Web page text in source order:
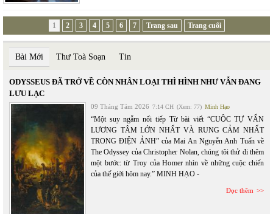
1 2 3 4 5 6 7 Trang sau Trang cuối
Bài Mới Thư Toà Soạn Tin
ODYSSEUS ĐÃ TRỞ VỀ CÒN NHÂN LOẠI THÌ HÌNH NHƯ VẪN ĐANG
LƯU LẠC
09 Tháng Tám 2026 7:14 CH (Xem: 77) Minh Hạo
“Một suy ngẫm nối tiếp Từ bài viết “CUỘC TỰ VẤN
LƯƠNG TÂM LỚN NHẤT VÀ RUNG CẢM NHẤT
TRONG ĐIỆN ẢNH” của Mai An Nguyễn Anh Tuấn về
The Odyssey của Christopher Nolan, chúng tôi thử đi thêm
một bước: từ Troy của Homer nhìn về những cuộc chiến
của thế giới hôm nay.” MINH HẠO -
Đọc thêm